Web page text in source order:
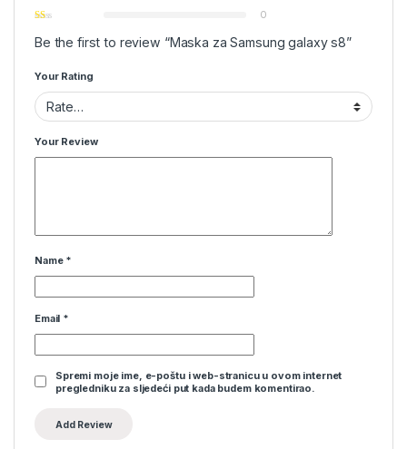
0
Be the first to review “Maska za Samsung galaxy s8”
Your Rating
Your Review
Name *
Email *
Spremi moje ime, e-poštu i web-stranicu u ovom internet
pregledniku za sljedeći put kada budem komentirao.